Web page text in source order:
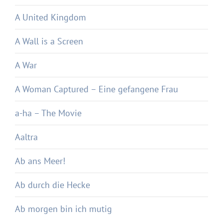
A United Kingdom
A Wall is a Screen
A War
A Woman Captured – Eine gefangene Frau
a-ha – The Movie
Aaltra
Ab ans Meer!
Ab durch die Hecke
Ab morgen bin ich mutig